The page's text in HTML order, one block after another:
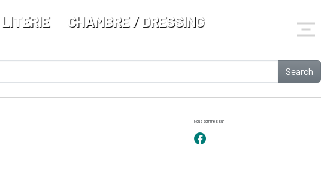
LITERIE CHAMBRE / DRESSING
Search
Nous sommes sur